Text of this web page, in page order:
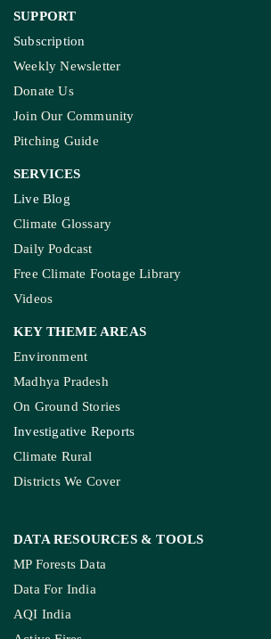
SUPPORT
Subscription
Weekly Newsletter
Donate Us
Join Our Community
Pitching Guide
SERVICES
Live Blog
Climate Glossary
Daily Podcast
Free Climate Footage Library
Videos
KEY THEME AREAS
Environment
Madhya Pradesh
On Ground Stories
Investigative Reports
Climate Rural
Districts We Cover
DATA RESOURCES & TOOLS
MP Forests Data
Data For India
AQI India